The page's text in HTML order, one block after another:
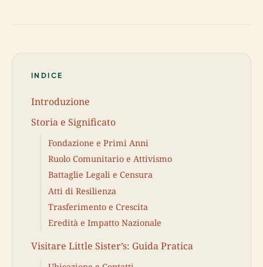
INDICE
Introduzione
Storia e Significato
Fondazione e Primi Anni
Ruolo Comunitario e Attivismo
Battaglie Legali e Censura
Atti di Resilienza
Trasferimento e Crescita
Eredità e Impatto Nazionale
Visitare Little Sister’s: Guida Pratica